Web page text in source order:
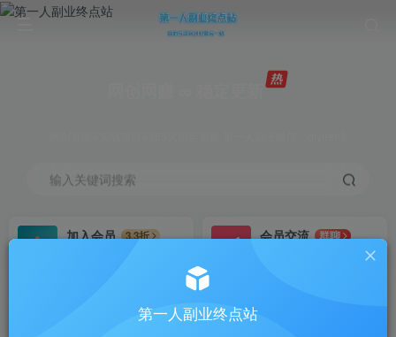
输入关键词搜索
加入会员
3.3折
会员交流
群聊
推广返佣高达70%第一人副业终点站